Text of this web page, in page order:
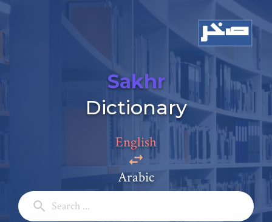
Sakhr
Dictionary
English
Arabic
Add a comment
Full Name: *